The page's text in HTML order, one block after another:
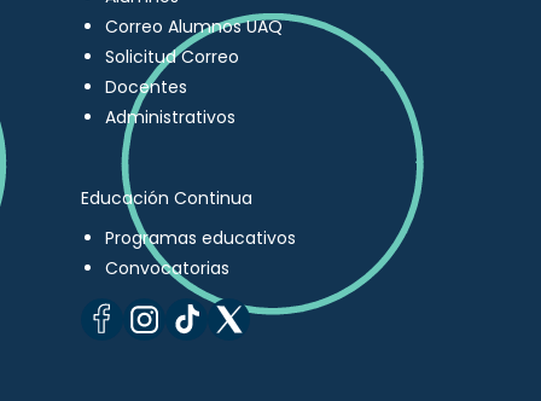
Correo Alumnos UAQ
Solicitud Correo
Docentes
Administrativos
Educación Continua
Programas educativos
Convocatorias